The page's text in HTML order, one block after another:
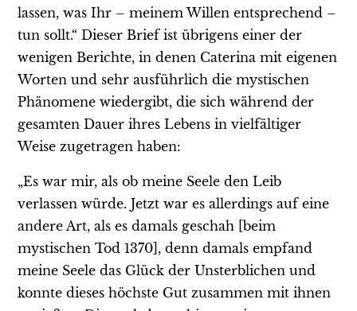
lassen, was Ihr – meinem Willen entsprechend –
tun sollt.“ Dieser Brief ist übrigens einer der
wenigen Berichte, in denen Caterina mit eigenen
Worten und sehr ausführlich die mystischen
Phänomene wiedergibt, die sich während der
gesamten Dauer ihres Lebens in vielfältiger
Weise zugetragen haben:
„Es war mir, als ob meine Seele den Leib
verlassen würde. Jetzt war es allerdings auf eine
andere Art, als es damals geschah [beim
mystischen Tod 1370], denn damals empfand
meine Seele das Glück der Unsterblichen und
konnte dieses höchste Gut zusammen mit ihnen